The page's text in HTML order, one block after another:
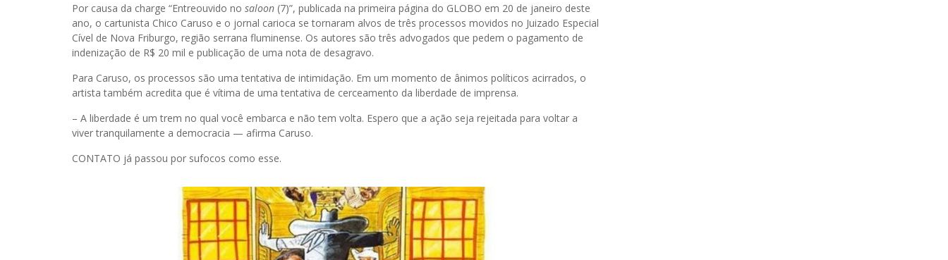
Por causa da charge “Entreouvido no saloon (7)”, publicada na primeira página do GLOBO em 20 de janeiro deste
ano, o cartunista Chico Caruso e o jornal carioca se tornaram alvos de três processos movidos no Juizado Especial
Cível de Nova Friburgo, região serrana fluminense. Os autores são três advogados que pedem o pagamento de
indenização de R$ 20 mil e publicação de uma nota de desagravo.
Para Caruso, os processos são uma tentativa de intimidação. Em um momento de ânimos políticos acirrados, o
artista também acredita que é vítima de uma tentativa de cerceamento da liberdade de imprensa.
– A liberdade é um trem no qual você embarca e não tem volta. Espero que a ação seja rejeitada para voltar a
viver tranquilamente a democracia — afirma Caruso.
CONTATO já passou por sufocos como esse.